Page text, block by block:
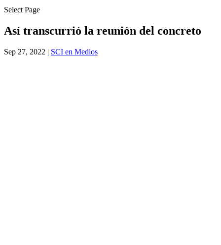
Select Page
Así transcurrió la reunión del concreto
Sep 27, 2022 | SCI en Medios